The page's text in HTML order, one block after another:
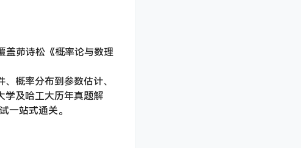
盖茆诗松《概率论与数理
概率分布到参数估计、
学及哈工大历年真题解
一站式通关。